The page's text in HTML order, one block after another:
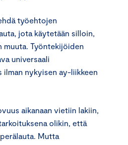
työehtojen
jota käytetään silloin,
muuta. Työntekijöiden
universaali
nykyisen ay-liikkeen
aikanaan vietiin lakiin,
olikin, että
Mutta